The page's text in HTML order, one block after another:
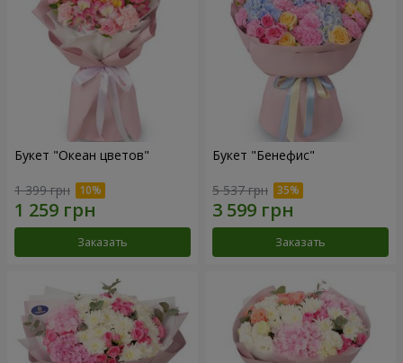
Букет "Океан цветов"
1 399 грн
Заказать
Букет "Бенефис"
5 537 грн
Заказать